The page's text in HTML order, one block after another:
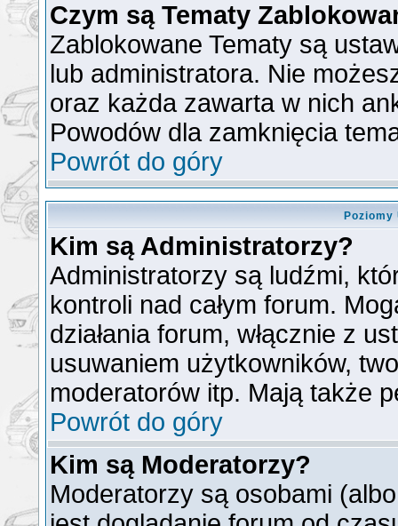
Czym są Tematy
Zablokowane Tematy są
lub administratora. Nie
oraz każda zawarta w nich
Powodów dla zamknięcia
Powrót do góry
Kim są Administratorzy?
Administratorzy są ludźmi,
kontroli nad całym forum.
działania forum, włącznie z
usuwaniem użytkowników,
moderatorów itp. Mają także
Powrót do góry
Kim są Moderatorzy?
Moderatorzy są osobami